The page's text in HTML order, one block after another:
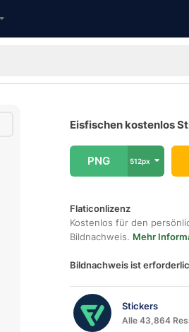
Eisfischen kostenlos
PNG 512px
Flaticonlizenz
Kostenlos für den
Bildnachweis. Mehr
Bildnachweis ist
Stickers
Alle 43,864